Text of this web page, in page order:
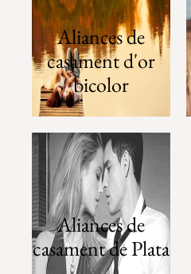
Aliances de
casament d'or
bicolor
Aliances de
casament de Plata